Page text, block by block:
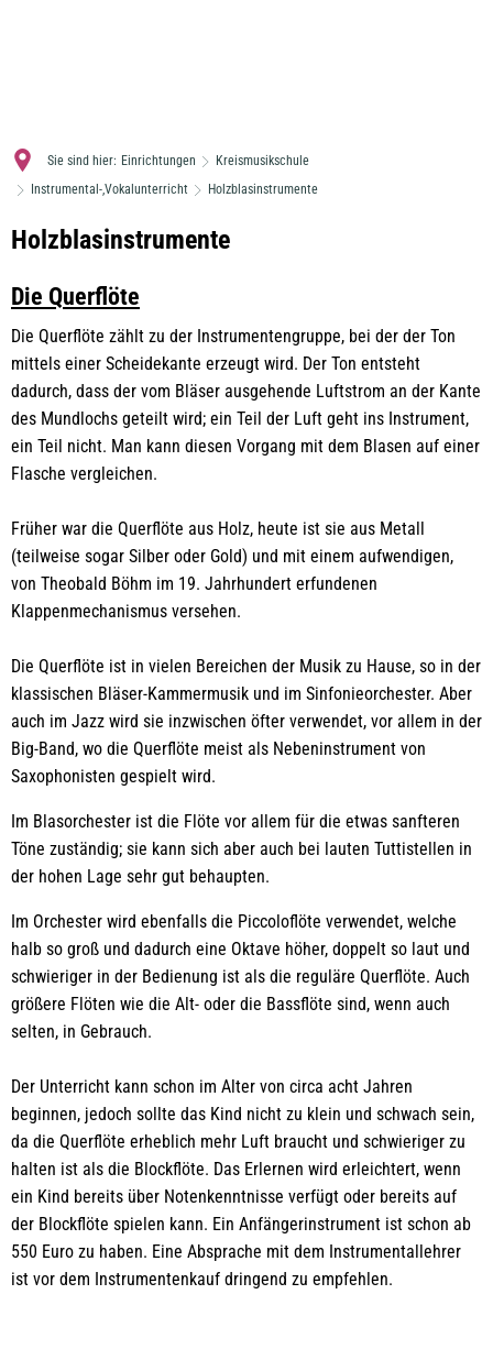
Sie sind hier: Einrichtungen
Kreismusikschule
Instrumental-,Vokalunterricht
Holzblasinstrumente
Holzblasinstrumente
Holzblasinstrumente
Die Querflöte
Die Querflöte zählt zu der Instrumentengruppe, bei der der Ton
mittels einer Scheidekante erzeugt wird. Der Ton entsteht
dadurch, dass der vom Bläser ausgehende Luftstrom an der Kante
des Mundlochs geteilt wird; ein Teil der Luft geht ins Instrument,
ein Teil nicht. Man kann diesen Vorgang mit dem Blasen auf einer
Flasche vergleichen.
Früher war die Querflöte aus Holz, heute ist sie aus Metall
(teilweise sogar Silber oder Gold) und mit einem aufwendigen,
von Theobald Böhm im 19. Jahrhundert erfundenen
Klappenmechanismus versehen.
Die Querflöte ist in vielen Bereichen der Musik zu Hause, so in der
klassischen Bläser-Kammermusik und im Sinfonieorchester. Aber
auch im Jazz wird sie inzwischen öfter verwendet, vor allem in der
Big-Band, wo die Querflöte meist als Nebeninstrument von
Saxophonisten gespielt wird.
Im Blasorchester ist die Flöte vor allem für die etwas sanfteren
Töne zuständig; sie kann sich aber auch bei lauten Tuttistellen in
der hohen Lage sehr gut behaupten.
Im Orchester wird ebenfalls die Piccoloflöte verwendet, welche
halb so groß und dadurch eine Oktave höher, doppelt so laut und
schwieriger in der Bedienung ist als die reguläre Querflöte. Auch
größere Flöten wie die Alt- oder die Bassflöte sind, wenn auch
selten, in Gebrauch.
Der Unterricht kann schon im Alter von circa acht Jahren
beginnen, jedoch sollte das Kind nicht zu klein und schwach sein,
da die Querflöte erheblich mehr Luft braucht und schwieriger zu
halten ist als die Blockflöte. Das Erlernen wird erleichtert, wenn
ein Kind bereits über Notenkenntnisse verfügt oder bereits auf
der Blockflöte spielen kann. Ein Anfängerinstrument ist schon ab
550 Euro zu haben. Eine Absprache mit dem Instrumentallehrer
ist vor dem Instrumentenkauf dringend zu empfehlen.